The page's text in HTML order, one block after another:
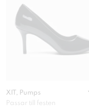
XIT, Pumps
Passar till festen